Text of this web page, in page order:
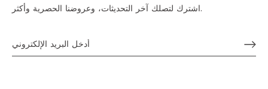
اشترك لتصلك آخر التحديثات، وعروضنا الحصرية وأكثر.